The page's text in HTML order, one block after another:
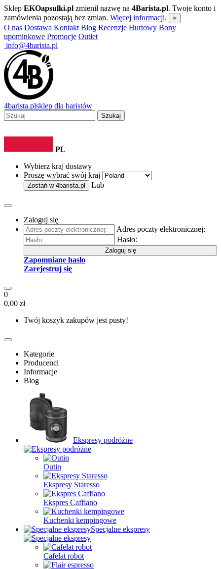
Sklep EKOapsulki.pl zmienił nazwę na 4Barista.pl. Twoje konto i
zamówienia pozostają bez zmian. Więcej informacji. ×
O nas Dostawa Kontakt Blog Recenzje Hurtowy Bony
upominkowe Promocje Outlet
info@4barista.pl
4barista.plsklep dla baristów
Szukaj
PL
Wybierz kraj dostawy
Proszę wybrać swój kraj
Zostań w 4barista.pl Lub
Zaloguj się
Adres poczty elektronicznej:
Hasło:
Zaloguj się
Zapomniane hasło
Zarejestruj się
0
0,00 zł
Twój koszyk zakupów jest pusty!
Kategorie
Producenci
Informacje
Blog
Ekspresy podróżne
Outin
Ekspresy Staresso
Ekspres Cafflano
Kuchenki kempingowe
Specjalne ekspresy
Cafelat robot